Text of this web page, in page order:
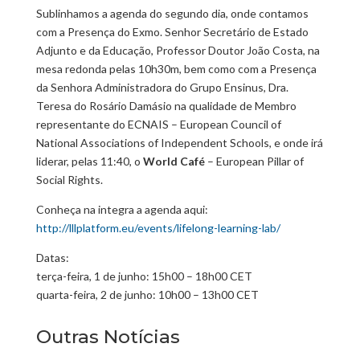
Sublinhamos a agenda do segundo dia, onde contamos
com a Presença do Exmo. Senhor Secretário de Estado
Adjunto e da Educação, Professor Doutor João Costa, na
mesa redonda pelas 10h30m, bem como com a Presença
da Senhora Administradora do Grupo Ensinus, Dra.
Teresa do Rosário Damásio na qualidade de Membro
representante do ECNAIS – European Council of
National Associations of Independent Schools, e onde irá
liderar, pelas 11:40, o World Café– European Pillar of
Social Rights.
Conheça na integra a agenda aqui:
http://lllplatform.eu/events/lifelong-learning-lab/
Datas:
terça-feira, 1 de junho: 15h00 – 18h00 CET
quarta-feira, 2 de junho: 10h00 – 13h00 CET
Outras Notícias